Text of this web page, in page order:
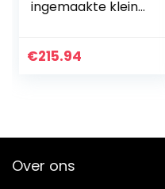
ingemaakte kleine
duurzaam en
€215.94
Over ons